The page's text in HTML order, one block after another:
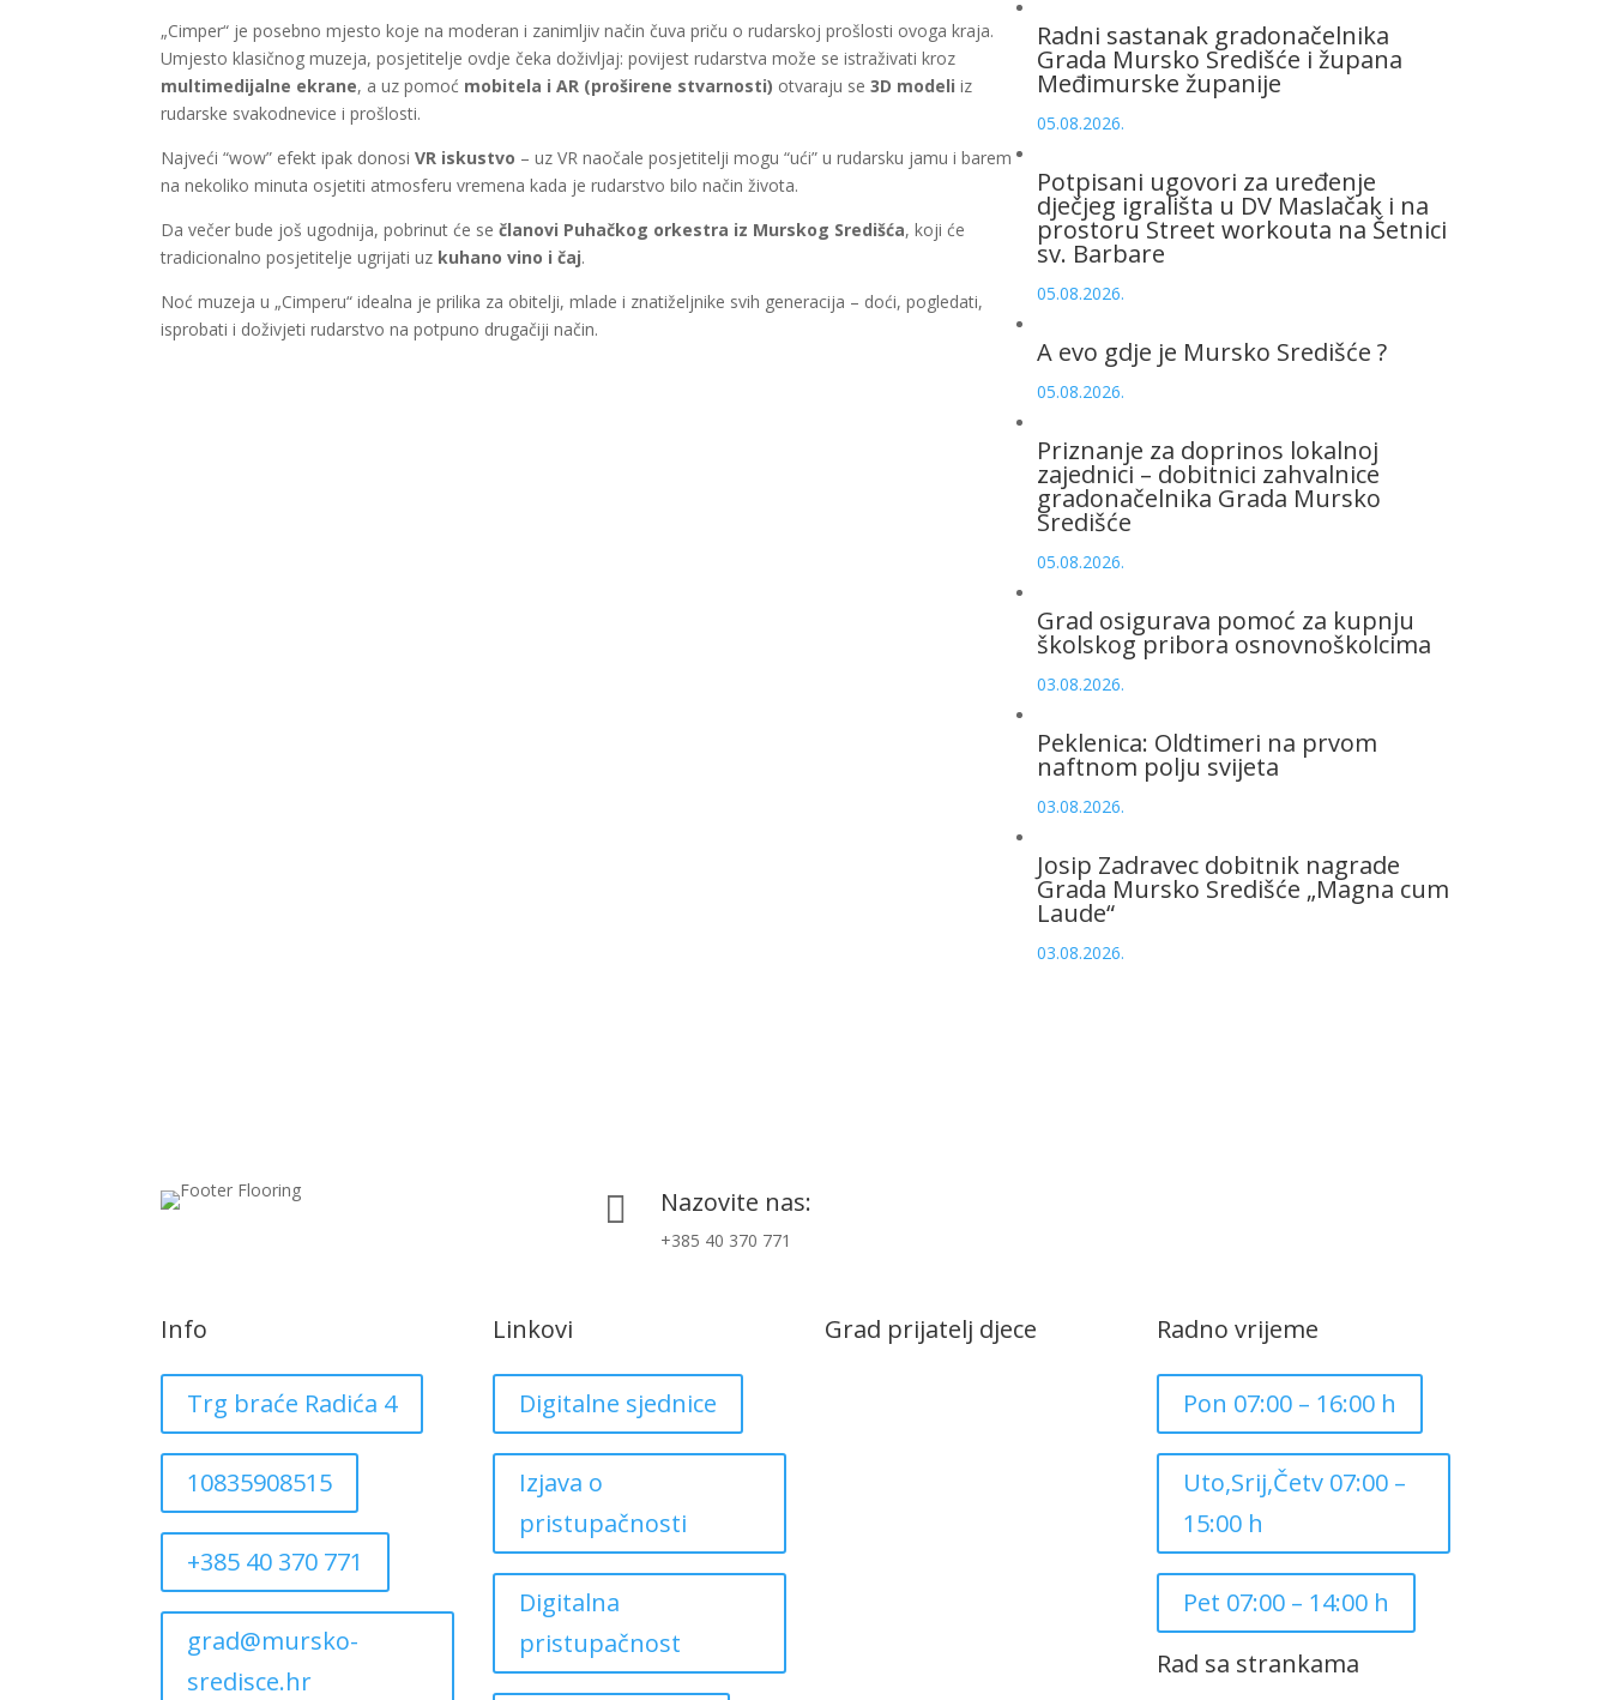
„Cimper“ je posebno mjesto koje na moderan i zanimljiv način čuva priču o rudarskoj prošlosti ovoga kraja.
Umjesto klasičnog muzeja, posjetitelje ovdje čeka doživljaj: povijest rudarstva može se istraživati kroz
multimedijalne ekrane, a uz pomoć mobitela i AR (proširene stvarnosti) otvaraju se3D modeli iz
rudarske svakodnevice i prošlosti.
Najveći “wow” efekt ipak donosiVR iskustvo – uz VR naočale posjetitelji mogu “ući” u rudarsku jamu i barem
na nekoliko minuta osjetiti atmosferu vremena kada je rudarstvo bilo način života.
Da večer bude još ugodnija, pobrinut će sečlanovi Puhačkog orkestra iz Murskog Središća, koji će
tradicionalno posjetitelje ugrijati uz kuhano vino i čaj.
Noć muzeja u „Cimperu“ idealna je prilika za obitelji, mlade i znatiželjnike svih generacija – doći, pogledati,
isprobati i doživjeti rudarstvo na potpuno drugačiji način.
Radni sastanak gradonačelnika
Grada Mursko Središće i župana
Međimurske županije
05.08.2026.
Potpisani ugovori za uređenje
dječjeg igrališta u DV Maslačak i na
prostoru Street workouta na Šetnici
sv. Barbare
05.08.2026.
A evo gdje je Mursko Središće ?
05.08.2026.
Priznanje za doprinos lokalnoj
zajednici – dobitnici zahvalnice
gradonačelnika Grada Mursko
Središće
05.08.2026.
Grad osigurava pomoć za kupnju
školskog pribora osnovnoškolcima
03.08.2026.
Peklenica: Oldtimeri na prvom
naftnom polju svijeta
03.08.2026.
Josip Zadravec dobitnik nagrade
Grada Mursko Središće „Magna cum
Laude“
03.08.2026.
 Nazovite nas:
+385 40 370 771
Info
Trg braće Radića 4
10835908515
+385 40 370 771
grad@mursko-
sredisce.hr
Linkovi
Digitalne sjednice
Izjava o
pristupačnosti
Digitalna
pristupačnost
Grad prijatelj djece Radno vrijeme
Pon 07:00 – 16:00 h
Uto,Srij,Četv 07:00 –
15:00 h
Pet 07:00 – 14:00 h
Rad sa strankama